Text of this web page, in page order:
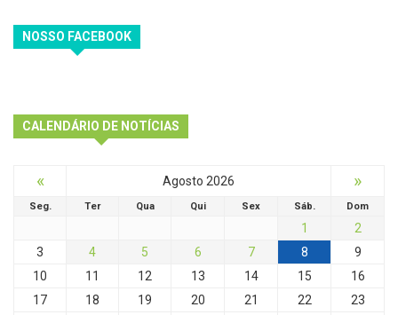
NOSSO FACEBOOK
CALENDÁRIO DE NOTÍCIAS
« Agosto 2026 »
Seg. Ter Qua Qui Sex Sáb. Dom
1
2
3
4 5 6 7 8
9
10
11 12 13 14 15
16
17
18 19 20 21 22
23